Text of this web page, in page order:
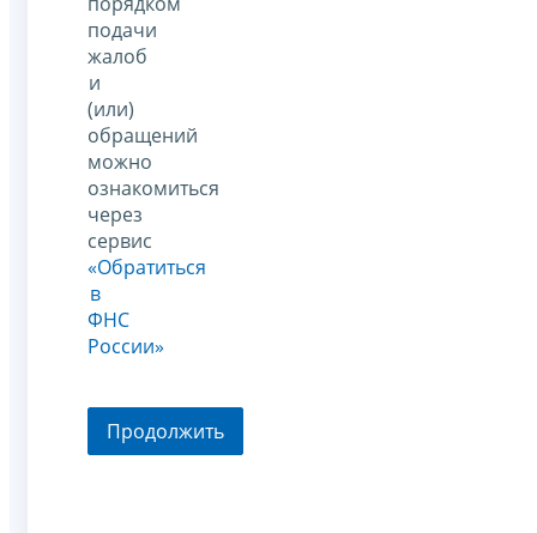
подачи
жалоб
и
(или)
обращений
можно
ознакомиться
через
сервис
«Обратиться
в
ФНС
России»
Продолжить